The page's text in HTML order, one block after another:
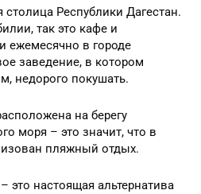
Республики Дагестан.
так это кафе и
ежемесячно в городе
заведение, в котором
недорого покушать.
на берегу
моря – это значит, что в
пляжный отдых.
это настоящая альтернатива